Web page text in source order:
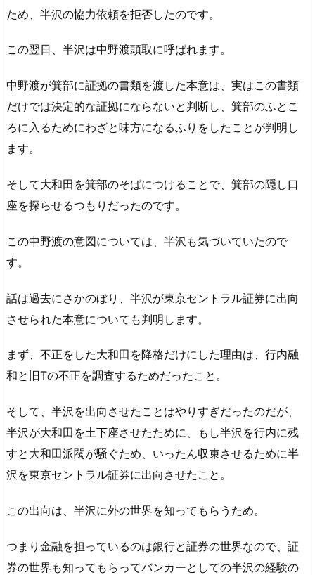
ため、半沢の協力依頼を拒否したのです。
この翌日、半沢は中野渡頭取に呼ばれます。
中野渡が箕部に証拠の書類を渡した本意は、実はこの書類
だけでは決定的な証拠にならないと判断し、箕部のふとこ
ろに入るためにわざと味方になるふりをしたことが判明し
ます。
そして大和田を箕部のそばにつけることで、箕部の隠し口
座を探らせるつもりだったのです。
この中野渡の意図については、半沢も気づいていたので
す。
話は過去にさかのぼり、半沢が東京セントラル証券に出向
させられた本意についても判明します。
まず、不正をした大和田を降格だけにした理由は、行内融
和と旧Tの不正を調査するためだったこと。
そして、半沢を出向させたことはやりすぎだったのだが、
半沢が大和田を土下座させたために、もし半沢を行内に残
すと大和田派閥が騒ぐため、いったん収束させるために半
沢を東京セントラル証券に出向させたこと。
この出向は、半沢に外の世界を知ってもらうため。
つまり金融を担っているのは銀行と証券の世界なので、証
券の世界も知ってもらってバンカーとしての半沢の経験の